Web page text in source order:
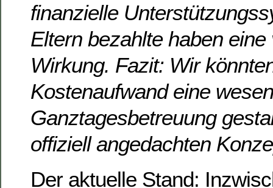
finanzielle
Eltern bezahlte haben
Wirkung. Fazit: Wir
Kostenaufwand eine
Ganztagesbetreuung
offiziell angedachten
Der aktuelle Stand: